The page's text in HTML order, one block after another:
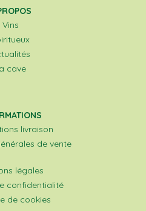
Vins
cave
livraison
de vente
légales
confidentialité
de cookies